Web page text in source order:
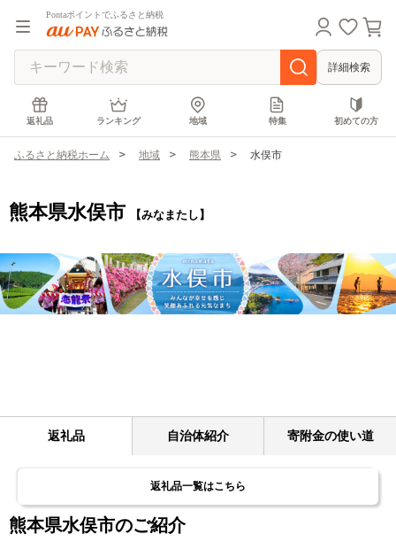
Pontaポイントでふるさと納税
詳細検索
返礼品 ランキング 地域 特集 初めての方
ふるさと納税ホーム 地域 熊本県 水俣市
熊本県水俣市 【みなまたし】
返礼品 自治体紹介 寄附金の使い道
返礼品一覧はこちら
熊本県水俣市のご紹介